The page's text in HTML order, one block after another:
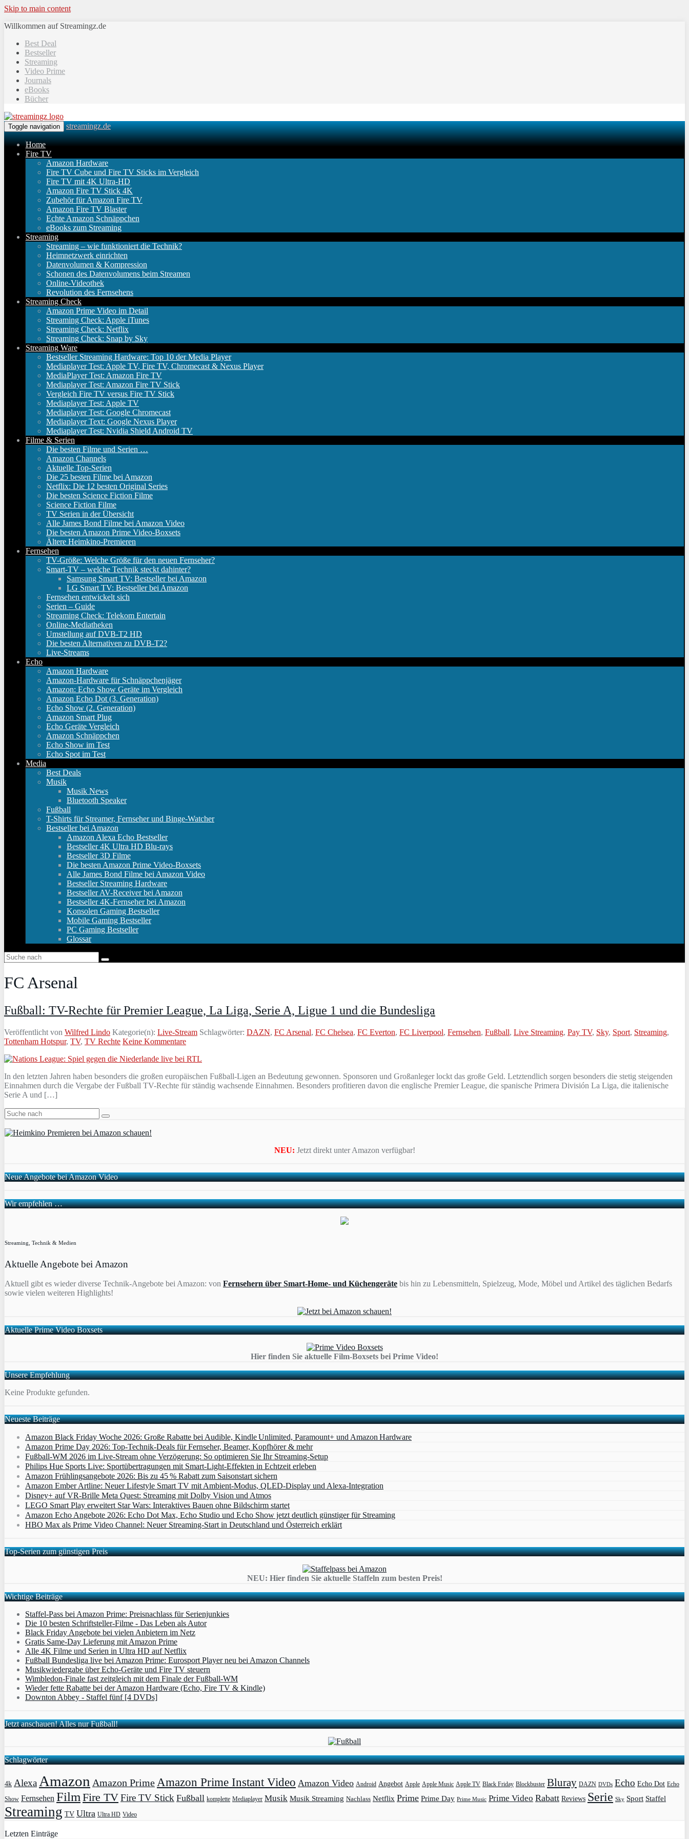
Skip to main content
Willkommen auf Streamingz.de
Best Deal
Bestseller
Streaming
Video Prime
Journals
eBooks
Bücher
Toggle navigation streamingz.de
Home
Fire TV
Amazon Hardware
Fire TV Cube und Fire TV Sticks im Vergleich
Fire TV mit 4K Ultra-HD
Amazon Fire TV Stick 4K
Zubehör für Amazon Fire TV
Amazon Fire TV Blaster
Echte Amazon Schnäppchen
eBooks zum Streaming
Streaming
Streaming – wie funktioniert die Technik?
Heimnetzwerk einrichten
Datenvolumen & Kompression
Schonen des Datenvolumens beim Streamen
Online-Videothek
Revolution des Fernsehens
Streaming Check
Amazon Prime Video im Detail
Streaming Check: Apple iTunes
Streaming Check: Netflix
Streaming Check: Snap by Sky
Streaming Ware
Bestseller Streaming Hardware: Top 10 der Media Player
Mediaplayer Test: Apple TV, Fire TV, Chromecast & Nexus Player
MediaPlayer Test: Amazon Fire TV
Mediaplayer Test: Amazon Fire TV Stick
Vergleich Fire TV versus Fire TV Stick
Mediaplayer Test: Apple TV
Mediaplayer Test: Google Chromecast
Mediaplayer Text: Google Nexus Player
Mediaplayer Test: Nvidia Shield Android TV
Filme & Serien
Die besten Filme und Serien …
Amazon Channels
Aktuelle Top-Serien
Die 25 besten Filme bei Amazon
Netflix: Die 12 besten Original Series
Die besten Science Fiction Filme
Science Fiction Filme
TV Serien in der Übersicht
Alle James Bond Filme bei Amazon Video
Die besten Amazon Prime Video-Boxsets
Ältere Heimkino-Premieren
Fernsehen
TV-Größe: Welche Größe für den neuen Fernseher?
Smart-TV – welche Technik steckt dahinter?
Samsung Smart TV: Bestseller bei Amazon
LG Smart TV: Bestseller bei Amazon
Fernsehen entwickelt sich
Serien – Guide
Streaming Check: Telekom Entertain
Online-Mediatheken
Umstellung auf DVB-T2 HD
Die besten Alternativen zu DVB-T2?
Live-Streams
Echo
Amazon Hardware
Amazon-Hardware für Schnäppchenjäger
Amazon: Echo Show Geräte im Vergleich
Amazon Echo Dot (3. Generation)
Echo Show (2. Generation)
Amazon Smart Plug
Echo Geräte Vergleich
Amazon Schnäppchen
Echo Show im Test
Echo Spot im Test
Media
Best Deals
Musik
Musik News
Bluetooth Speaker
Fußball
T-Shirts für Streamer, Fernseher und Binge-Watcher
Bestseller bei Amazon
Amazon Alexa Echo Bestseller
Bestseller 4K Ultra HD Blu-rays
Bestseller 3D Filme
Die besten Amazon Prime Video-Boxsets
Alle James Bond Filme bei Amazon Video
Bestseller Streaming Hardware
Bestseller AV-Receiver bei Amazon
Bestseller 4K-Fernseher bei Amazon
Konsolen Gaming Bestseller
Mobile Gaming Bestseller
PC Gaming Bestseller
Glossar
FC Arsenal
Fußball: TV-Rechte für Premier League, La Liga, Serie A, Ligue 1 und die Bundesliga
Veröffentlicht von Wilfred Lindo Kategorie(n): Live-Stream Schlagwörter: DAZN, FC Arsenal, FC Chelsea, FC Everton, FC Liverpool, Fernsehen, Fußball, Live Streaming, Pay TV, Sky, Sport, Streaming,
Tottenham Hotspur, TV, TV Rechte Keine Kommentare
In den letzten Jahren haben besonders die großen europäischen Fußball-Ligen an Bedeutung gewonnen. Sponsoren und Großanleger lockt das große Geld. Letztendlich sorgen besonders die stetig steigenden
Einnahmen durch die Vergabe der Fußball TV-Rechte für ständig wachsende Einnahmen. Besonders profitieren davon die englische Premier League, die spanische Primera División La Liga, die italienische
Serie A und […]
NEU: Jetzt direkt unter Amazon verfügbar!
Neue Angebote bei Amazon Video
Wir empfehlen …
Streaming, Technik & Medien
Aktuelle Angebote bei Amazon
Aktuell gibt es wieder diverse Technik-Angebote bei Amazon: von Fernsehern über Smart-Home- und Küchengeräte bis hin zu Lebensmitteln, Spielzeug, Mode, Möbel und Artikel des täglichen Bedarfs
sowie vielen weiteren Highlights!
Aktuelle Prime Video Boxsets
Hier finden Sie aktuelle Film-Boxsets bei Prime Video!
Unsere Empfehlung
Keine Produkte gefunden.
Neueste Beiträge
Amazon Black Friday Woche 2026: Große Rabatte bei Audible, Kindle Unlimited, Paramount+ und Amazon Hardware
Amazon Prime Day 2026: Top-Technik-Deals für Fernseher, Beamer, Kopfhörer & mehr
Fußball-WM 2026 im Live-Stream ohne Verzögerung: So optimieren Sie Ihr Streaming-Setup
Philips Hue Sports Live: Sportübertragungen mit Smart‑Light‑Effekten in Echtzeit erleben
Amazon Frühlingsangebote 2026: Bis zu 45 % Rabatt zum Saisonstart sichern
Amazon Ember Artline: Neuer Lifestyle Smart TV mit Ambient‑Modus, QLED‑Display und Alexa‑Integration
Disney+ auf VR-Brille Meta Quest: Streaming mit Dolby Vision und Atmos
LEGO Smart Play erweitert Star Wars: Interaktives Bauen ohne Bildschirm startet
Amazon Echo Angebote 2026: Echo Dot Max, Echo Studio und Echo Show jetzt deutlich günstiger für Streaming
HBO Max als Prime Video Channel: Neuer Streaming‑Start in Deutschland und Österreich erklärt
Top-Serien zum günstigen Preis
NEU: Hier finden Sie aktuelle Staffeln zum besten Preis!
Wichtige Beiträge
Staffel-Pass bei Amazon Prime: Preisnachlass für Serienjunkies
Die 10 besten Schriftsteller-Filme - Das Leben als Autor
Black Friday Angebote bei vielen Anbietern im Netz
Gratis Same-Day Lieferung mit Amazon Prime
Alle 4K Filme und Serien in Ultra HD auf Netflix
Fußball Bundesliga live bei Amazon Prime: Eurosport Player neu bei Amazon Channels
Musikwiedergabe über Echo-Geräte und Fire TV steuern
Wimbledon-Finale fast zeitgleich mit dem Finale der Fußball-WM
Wieder fette Rabatte bei der Amazon Hardware (Echo, Fire TV & Kindle)
Downton Abbey - Staffel fünf [4 DVDs]
Jetzt anschauen! Alles nur Fußball!
Schlagwörter
4k AlexaAmazon Amazon PrimeAmazon Prime Instant Video Amazon Video Android Angebot Apple Apple Music Apple TV Black Friday Blockbuster Bluray DAZN DVDs Echo Echo Dot Echo
Show Fernsehen FilmFire TVFire TV Stick Fußball komplette Mediaplayer Musik Musik Streaming Nachlass Netflix Prime Prime Day Prime Music Prime Video Rabatt Reviews Serie Sky Sport Staffel
Streaming TV Ultra Ultra HD Video
Letzten Einträge